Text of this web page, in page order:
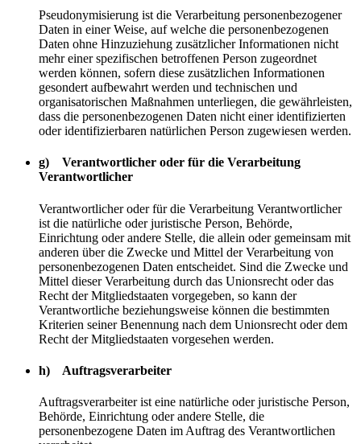
Pseudonymisierung ist die Verarbeitung personenbezogener
Daten in einer Weise, auf welche die personenbezogenen
Daten ohne Hinzuziehung zusätzlicher Informationen nicht
mehr einer spezifischen betroffenen Person zugeordnet
werden können, sofern diese zusätzlichen Informationen
gesondert aufbewahrt werden und technischen und
organisatorischen Maßnahmen unterliegen, die gewährleisten,
dass die personenbezogenen Daten nicht einer identifizierten
oder identifizierbaren natürlichen Person zugewiesen werden.
g) Verantwortlicher oder für die Verarbeitung
Verantwortlicher
Verantwortlicher oder für die Verarbeitung Verantwortlicher
ist die natürliche oder juristische Person, Behörde,
Einrichtung oder andere Stelle, die allein oder gemeinsam mit
anderen über die Zwecke und Mittel der Verarbeitung von
personenbezogenen Daten entscheidet. Sind die Zwecke und
Mittel dieser Verarbeitung durch das Unionsrecht oder das
Recht der Mitgliedstaaten vorgegeben, so kann der
Verantwortliche beziehungsweise können die bestimmten
Kriterien seiner Benennung nach dem Unionsrecht oder dem
Recht der Mitgliedstaaten vorgesehen werden.
h) Auftragsverarbeiter
Auftragsverarbeiter ist eine natürliche oder juristische Person,
Behörde, Einrichtung oder andere Stelle, die
personenbezogene Daten im Auftrag des Verantwortlichen